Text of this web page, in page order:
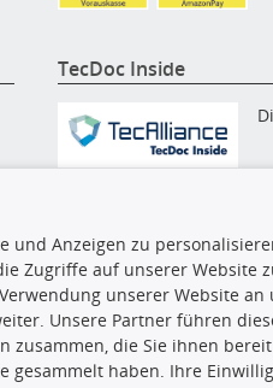
TecDoc Inside
unterlassen, die Daten
gesamte Datenbank ohne
Zustimmung TecDocs zu
vervielfältigen, zu
und/oder diese
Dritte ausführen zu
und Anzeigen zu
Zugriffe auf unserer Website
unserer Website an
Unsere Partner führen
zusammen, die Sie ihnen
gesammelt haben. Ihre